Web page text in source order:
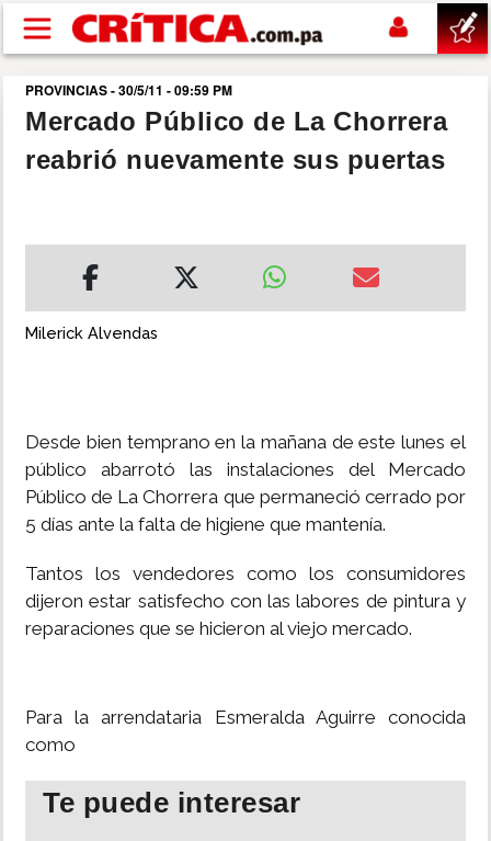
Pasar al contenido principal
buscar
SUCESOS
POLÍTICA
SHOW
MUNDO
INSÓLITAS
MULTIMEDIA
PROVINCIAS - 30/5/11 - 09:59 PM
Mercado Público de La Chorrera
reabrió nuevamente sus puertas
Milerick Alvendas
Desde bien temprano en la mañana de este lunes el
público abarrotó las instalaciones del Mercado
Público de La Chorrera que permaneció cerrado por
5 días ante la falta de higiene que mantenía.
Tantos los vendedores como los consumidores
dijeron estar satisfecho con las labores de pintura y
reparaciones que se hicieron al viejo mercado.
Para la arrendataria Esmeralda Aguirre conocida
como
Te puede interesar